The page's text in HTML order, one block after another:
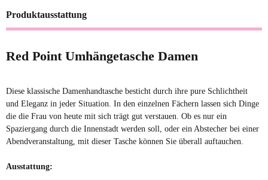
Produktausstattung
Red Point Umhängetasche Damen
Diese klassische Damenhandtasche besticht durch ihre pure Schlichtheit
und Eleganz in jeder Situation. In den einzelnen Fächern lassen sich Dinge
die die Frau von heute mit sich trägt gut verstauen. Ob es nur ein
Spaziergang durch die Innenstadt werden soll, oder ein Abstecher bei einer
Abendveranstaltung, mit dieser Tasche können Sie überall auftauchen.
Ausstattung: